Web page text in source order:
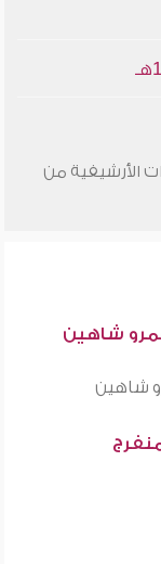
الأرشيفية من
شاهين
شاهين